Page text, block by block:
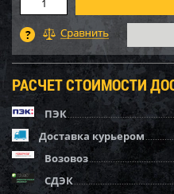
РАСЧЕТ СТОИМОСТИ
ПЭК
Доставка курьером
Возовоз
СДЭК